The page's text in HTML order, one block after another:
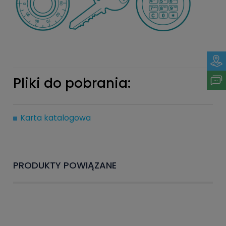
Pliki do pobrania:
Karta katalogowa
PRODUKTY POWIĄZANE